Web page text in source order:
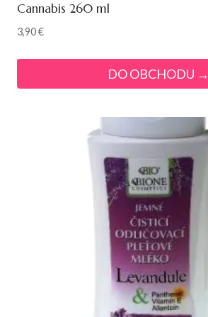
Cannabis 260 ml
3,90€
DO OBCHODU →